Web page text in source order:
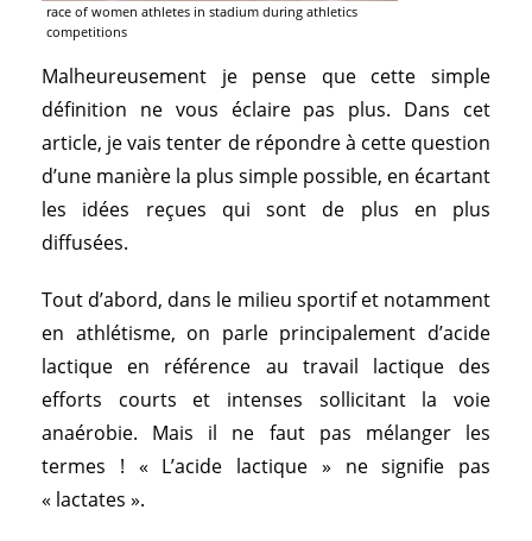
race of women athletes in stadium during athletics
competitions
Malheureusement je pense que cette simple
définition ne vous éclaire pas plus. Dans cet
article, je vais tenter de répondre à cette question
d’une manière la plus simple possible, en écartant
les idées reçues qui sont de plus en plus
diffusées.
Tout d’abord, dans le milieu sportif et notamment
en athlétisme, on parle principalement d’acide
lactique en référence au travail lactique des
efforts courts et intenses sollicitant la voie
anaérobie. Mais il ne faut pas mélanger les
termes ! « L’acide lactique » ne signifie pas
« lactates ».